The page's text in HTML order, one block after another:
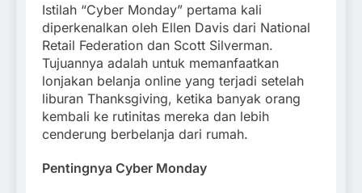
Istilah “Cyber Monday” pertama kali
diperkenalkan oleh Ellen Davis dari National
Retail Federation dan Scott Silverman.
Tujuannya adalah untuk memanfaatkan
lonjakan belanja online yang terjadi setelah
liburan Thanksgiving, ketika banyak orang
kembali ke rutinitas mereka dan lebih
cenderung berbelanja dari rumah.
Pentingnya Cyber Monday